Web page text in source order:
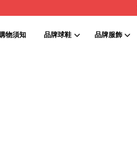
物須知 品牌球鞋 品牌服飾